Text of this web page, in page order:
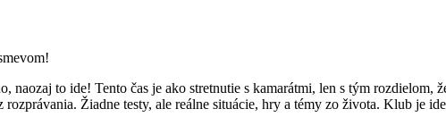
to ide! Tento čas je ako stretnutie s kamarátmi, len s tým rozdielom,
Žiadne testy, ale reálne situácie, hry a témy zo života. Klub je